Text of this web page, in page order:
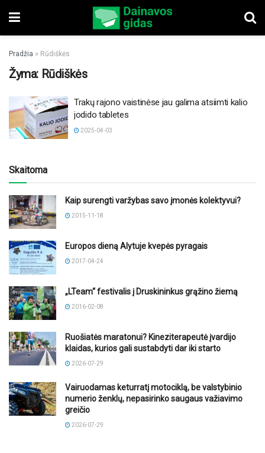
Pradžia » Rūdiškės
Žyma: Rūdiškės
Trakų rajono vaistinėse jau galima atsiimti kalio
jodido tabletes
2025-04-03
Skaitoma
Kaip surengti varžybas savo įmonės kolektyvui?
2015-11-18
Europos dieną Alytuje kvepės pyragais
2017-04-24
„LTeam“ festivalis į Druskininkus grąžino žiemą
2016-02-08
Ruošiatės maratonui? Kineziterapeutė įvardijo
klaidas, kurios gali sustabdyti dar iki starto
2026-07-29
Vairuodamas keturratį motociklą, be valstybinio
numerio ženklų, nepasirinko saugaus važiavimo
greičio
2026-07-29